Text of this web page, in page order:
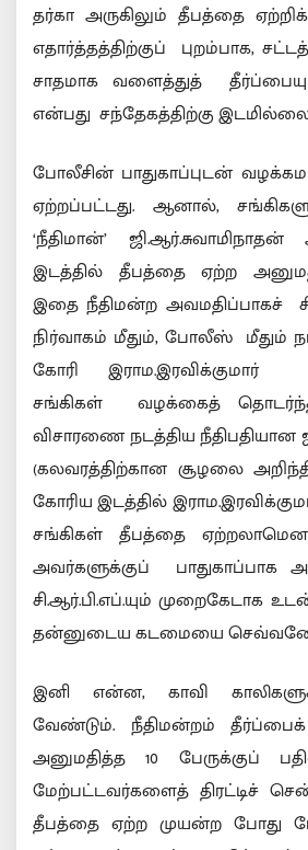
தர்கா அருகிலும் தீபத்தை
எதார்த்தத்திற்குப் புறம்பாக,
சாதமாக வளைத்துத்
என்பது சந்தேகத்திற்கு
போலீசின் பாதுகாப்புடன்
ஏற்றப்பட்டது. ஆனால்,
‘நீதிமான்’
இடத்தில் தீபத்தை ஏற்ற
இதை நீதிமன்ற அவமதிப்பாகச்
நிர்வாகம் மீதும், போலீஸ் மீதும்
கோரி
சங்கிகள் வழக்கைத்
விசாரணை நடத்திய நீதிபதியான
(கலவரத்திற்கான சூழலை
கோரிய இடத்தில்
சங்கிகள் தீபத்தை ஏற்றலாமென
அவர்களுக்குப் பாதுகாப்பாக
சி.ஆர்.பி.எப்.யும் முறைகேடாக
தன்னுடைய கடமையை செவ்வனே
இனி என்ன, காவி
வேண்டும். நீதிமன்றம் தீர்ப்பைக்
அனுமதித்த 10 பேருக்குப்
மேற்பட்டவர்களைத் திரட்டிச்
தீபத்தை ஏற்ற முயன்ற போது